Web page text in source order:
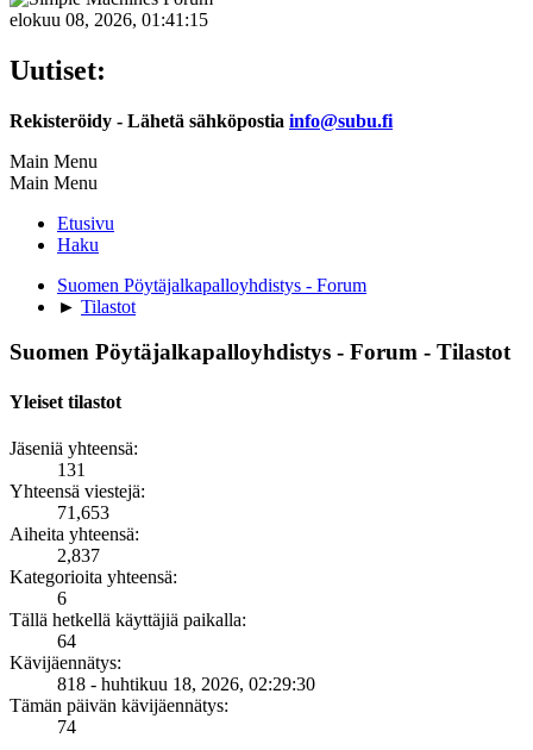
elokuu 08, 2026, 01:41:15
Uutiset:
Rekisteröidy - Lähetä sähköpostia info@subu.fi
Main Menu
Main Menu
Etusivu
Haku
Suomen Pöytäjalkapalloyhdistys - Forum
► Tilastot
Suomen Pöytäjalkapalloyhdistys - Forum - Tilastot
Yleiset tilastot
Jäseniä yhteensä:
131
Yhteensä viestejä:
71,653
Aiheita yhteensä:
2,837
Kategorioita yhteensä:
6
Tällä hetkellä käyttäjiä paikalla:
64
Kävijäennätys:
818 - huhtikuu 18, 2026, 02:29:30
Tämän päivän kävijäennätys:
74